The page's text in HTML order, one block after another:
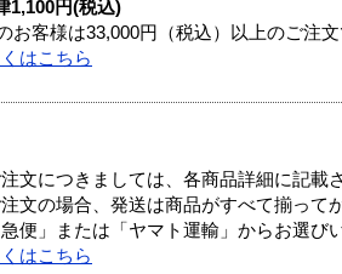
1,100円(税込)
客様は33,000円（税込）以上のご注文
はこちら
文につきましては、各商品詳細に記載
文の場合、発送は商品がすべて揃って
便」または「ヤマト運輸」からお選び
はこちら